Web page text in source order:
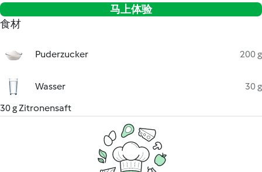
马上体验
食材
Puderzucker 200 g
Wasser
30 g
30 g Zitronensaft